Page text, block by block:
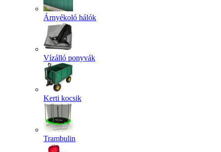
Árnyékoló hálók
Vízálló ponyvák
Kerti kocsik
Trambulin